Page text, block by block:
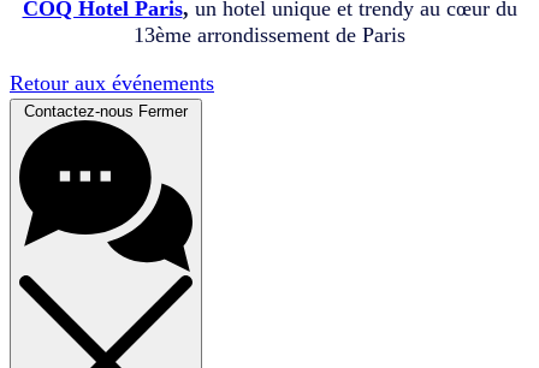
COQ Hotel Paris, un hotel unique et trendy au cœur du
13ème arrondissement de Paris
Retour aux événements
Contactez-nous Fermer